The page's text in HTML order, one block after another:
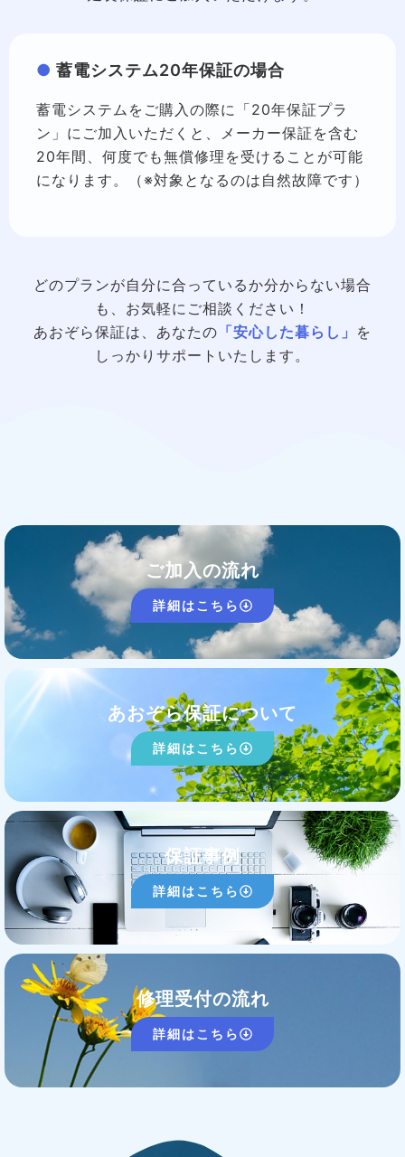
蓄電システム20年保証の場合
蓄電システムをご購入の際に「20年保証プラ
ン」にご加入いただくと、メーカー保証を含む
20年間、何度でも無償修理を受けることが可能
になります。（※対象となるのは自然故障です）
どのプランが自分に合っているか分からない場合
も、お気軽にご相談ください！
あおぞら保証は、あなたの 「安心した暮らし」 を
しっかりサポートいたします。
ご加入の流れ
詳細はこちら
あおぞら保証について
詳細はこちら
保証事例
詳細はこちら
修理受付の流れ
詳細はこちら